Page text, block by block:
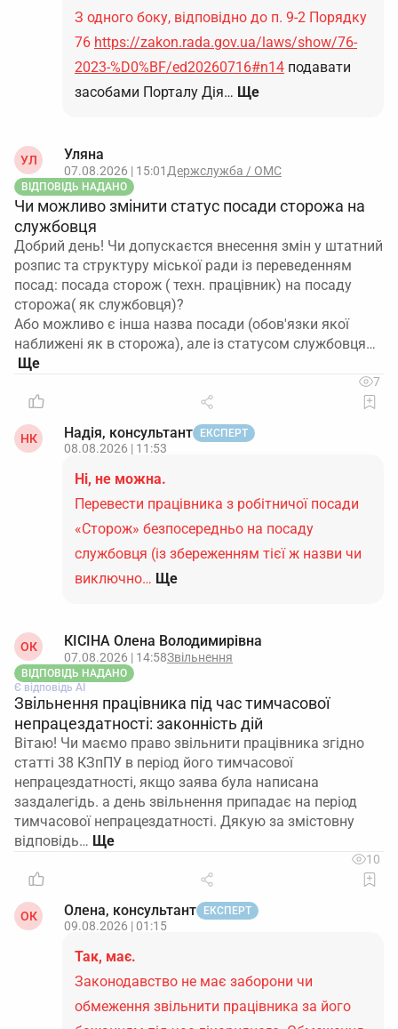
З одного боку, відповідно до п. 9-2 Порядку
76 https://zakon.rada.gov.ua/laws/show/76-
2023-%D0%BF/ed20260716#n14 подавати
засобами Порталу Дія… Ще
УЛ Уляна
07.08.2026 | 15:01 Держслужба / ОМС
ВІДПОВІДЬ НАДАНО
Чи можливо змінити статус посади сторожа на
службовця
Добрий день! Чи допускаєтся внесення змін у штатний
розпис та структуру міської ради із переведенням
посад: посада сторож ( техн. працівник) на посаду
сторожа( як службовця)?
Або можливо є інша назва посади (обов'язки якої
наближені як в сторожа), але із статусом службовця…
7
НК Надія, консультант ЕКСПЕРТ
08.08.2026 | 11:53
Ні, не можна.
Перевести працівника з робітничої посади
«Сторож» безпосередньо на посаду
службовця (із збереженням тієї ж назви чи
виключно… Ще
ОК КІСІНА Олена Володимирівна
07.08.2026 | 14:58Звільнення
ВІДПОВІДЬ НАДАНО
Є відповідь АІ
Звільнення працівника під час тимчасової
непрацездатності: законність дій
Вітаю! Чи маємо право звільнити працівника згідно
статті 38 КЗпПУ в період його тимчасової
непрацездатності, якщо заява була написана
заздалегідь. а день звільнення припадає на період
тимчасової непрацездатності. Дякую за змістовну
відповідь…
10
ОК Олена, консультант ЕКСПЕРТ
09.08.2026 | 01:15
Так, має.
Законодавство не має заборони чи
обмеження звільнити працівника за його